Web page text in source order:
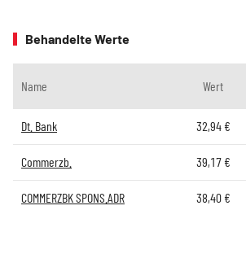
Behandelte Werte
Name Wert
Dt. Bank 32,94€
Commerzb. 39,17€
COMMERZBK SPONS.ADR 38,40€